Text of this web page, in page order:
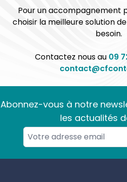
Pour un accompagnement
choisir la meilleure solution
besoin.
Contactez nous au 09
Abonnez-vous à notre
les actualités